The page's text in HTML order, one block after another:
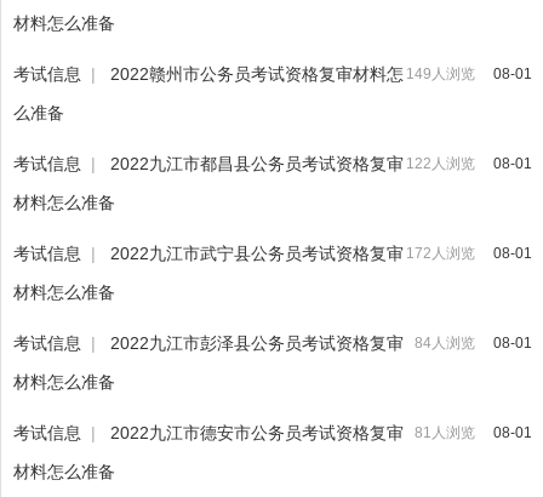
材料怎么准备
08-01
149人浏览
考试信息 |
2022赣州市公务员考试资格复审材料怎
么准备
08-01
122人浏览
考试信息 |
2022九江市都昌县公务员考试资格复审
材料怎么准备
08-01
172人浏览
考试信息 |
2022九江市武宁县公务员考试资格复审
材料怎么准备
08-01
84人浏览
考试信息 |
2022九江市彭泽县公务员考试资格复审
材料怎么准备
08-01
81人浏览
考试信息 |
2022九江市德安市公务员考试资格复审
材料怎么准备